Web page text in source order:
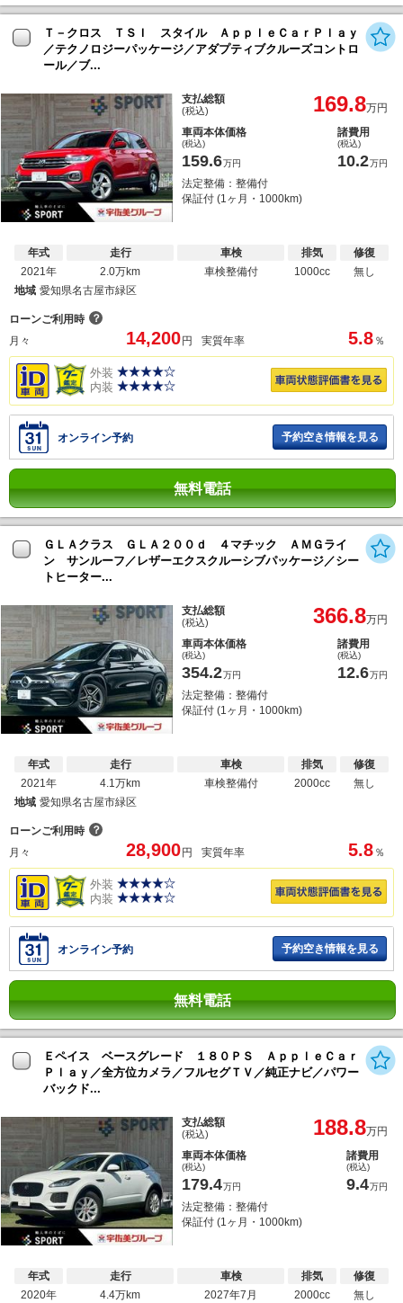
Ｔ－クロス ＴＳＩ スタイル ＡｐｐｌｅＣａｒＰｌａｙ
／テクノロジーパッケージ／アダプティブクルーズコントロ
ール／ブ...
支払総額
(税込) 169.8万円
車両本体価格
(税込)
159.6万円
諸費用
(税込)
10.2万円
法定整備：整備付
保証付 (1ヶ月・1000km)
年式
2021年
走行
2.0万km
車検
車検整備付
排気
1000cc
修復
無し
地域 愛知県名古屋市緑区
ローンご利用時 ？
月々
14,200 円 実質年率 5.8 ％
外装
内装
オンライン予約 予約空き情報を見る
無料電話
ＧＬＡクラス ＧＬＡ２００ｄ ４マチック ＡＭＧライ
ン サンルーフ／レザーエクスクルーシブパッケージ／シー
トヒーター...
支払総額
(税込) 366.8万円
車両本体価格
(税込)
354.2万円
諸費用
(税込)
12.6万円
法定整備：整備付
保証付 (1ヶ月・1000km)
年式
2021年
走行
4.1万km
車検
車検整備付
排気
2000cc
修復
無し
地域 愛知県名古屋市緑区
ローンご利用時 ？
月々
28,900 円 実質年率 5.8 ％
外装
内装
オンライン予約 予約空き情報を見る
無料電話
Ｅペイス ベースグレード １８０ＰＳ ＡｐｐｌｅＣａｒ
Ｐｌａｙ／全方位カメラ／フルセグＴＶ／純正ナビ／パワー
バックド...
支払総額
(税込) 188.8万円
車両本体価格
(税込)
179.4万円
諸費用
(税込)
9.4万円
法定整備：整備付
保証付 (1ヶ月・1000km)
年式
2020年
走行
4.4万km
車検
2027年7月
排気
2000cc
修復
無し